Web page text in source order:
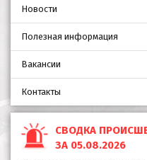
Новости
Полезная информация
Вакансии
Контакты
СВОДКА
ЗА 05.08.2026